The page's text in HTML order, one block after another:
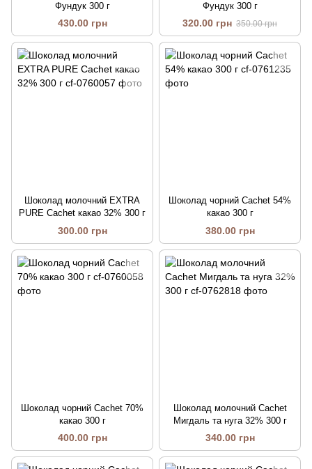
Фундук 300 г
430.00 грн
Фундук 300 г
320.00 грн 350.00 грн
Шоколад молочний EXTRA
PURE Cachet какао 32% 300 г
300.00 грн
Шоколад чорний Cachet 54%
какао 300 г
380.00 грн
Шоколад чорний Cachet 70%
какао 300 г
400.00 грн
Шоколад молочний Cachet
Мигдаль та нуга 32% 300 г
340.00 грн